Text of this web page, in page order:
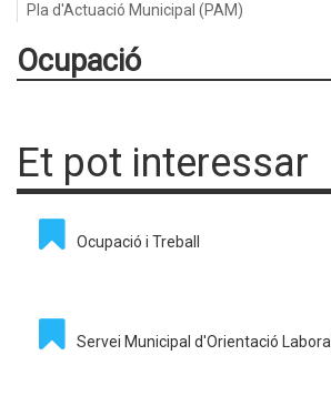
Pla d'Actuació Municipal (PAM)
Ocupació
Et pot interessar
Ocupació i Treball
Servei Municipal d'Orientació Laboral